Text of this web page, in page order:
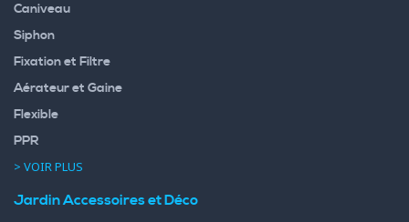
Caniveau
Siphon
Fixation et Filtre
Aérateur et Gaine
Flexible
PPR
> VOIR PLUS
Jardin Accessoires et Déco